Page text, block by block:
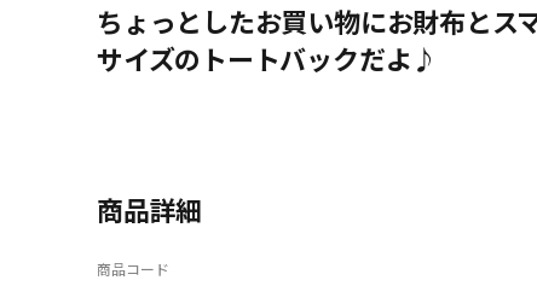
ちょっとしたお買い物にお財布とス
サイズのトートバックだよ♪
商品詳細
商品コード